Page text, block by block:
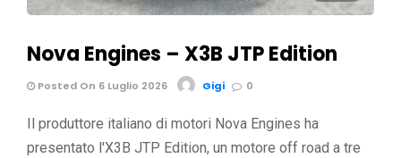
Nova Engines – X3B JTP Edition
Posted On 6 Luglio 2026 Gigi 0
Il produttore italiano di motori Nova Engines ha
presentato l'X3B JTP Edition, un motore off road a tre